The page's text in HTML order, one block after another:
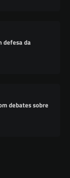
defesa da
debates sobre